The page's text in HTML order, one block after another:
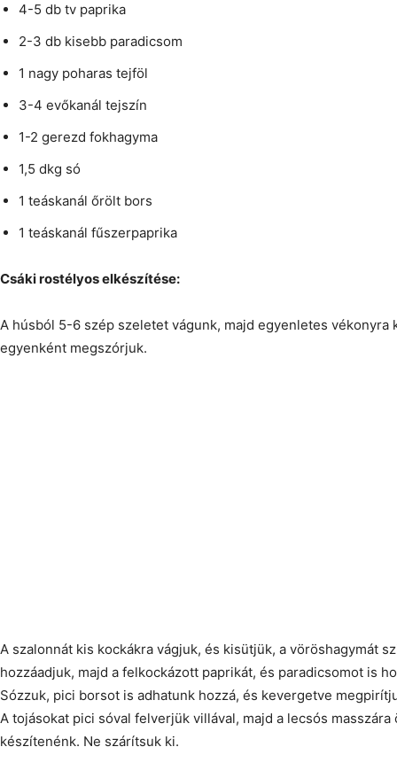
4-5 db tv paprika
2-3 db kisebb paradicsom
1 nagy poharas tejföl
3-4 evőkanál tejszín
1-2 gerezd fokhagyma
1,5 dkg só
1 teáskanál őrölt bors
1 teáskanál fűszerpaprika
Csáki rostélyos elkészítése:
A húsból 5-6 szép szeletet vágunk, majd egyenletes vékonyra
egyenként megszórjuk.
A szalonnát kis kockákra vágjuk, és kisütjük, a vöröshagymát
hozzáadjuk, majd a felkockázott paprikát, és paradicsomot is
Sózzuk, pici borsot is adhatunk hozzá, és kevergetve
A tojásokat pici sóval felverjük villával, majd a lecsós
készítenénk. Ne szárítsuk ki.